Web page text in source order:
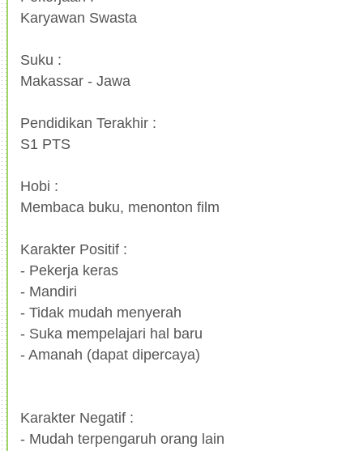
Karyawan Swasta
Suku :
Makassar - Jawa
Pendidikan Terakhir :
S1 PTS
Hobi :
Membaca buku, menonton film
Karakter Positif :
- Pekerja keras
- Mandiri
- Tidak mudah menyerah
- Suka mempelajari hal baru
-Amanah (dapat dipercaya)
Karakter Negatif :
- Mudah terpengaruh orang lain